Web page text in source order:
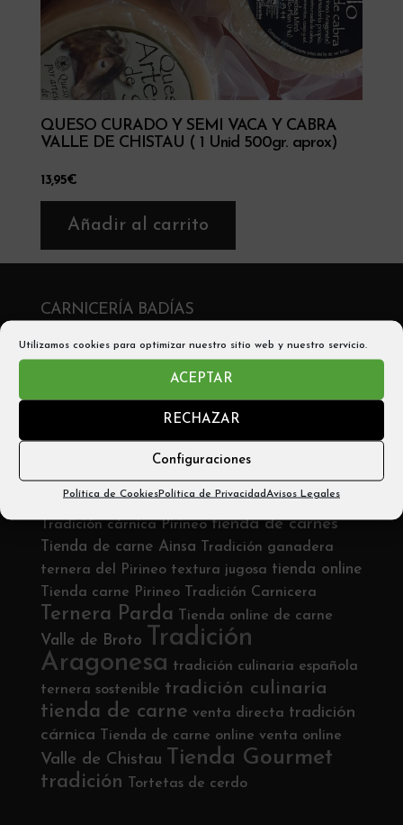
Utilizamos cookies para optimizar nuestro sitio web y nuestro servicio.
ACEPTAR
RECHAZAR
Configuraciones
Política de CookiesPolítica de Privacidad Avisos Legales
QUESO CURADO Y SEMI VACA Y CABRA
VALLE DE CHISTAU ( 1 Unid 500gr. aprox)
13,95€
Añadir al carrito
CARNICERÍA BADÍAS
C/ San Victorián, 2 , 22330 Aínsa
Móvil y Whatsapp: 680542705
Email: info@carniceríabadias.com
Etiquetas
Tradición cárnica Pirineo tienda de carnes
Tienda de carne Ainsa
Tradición ganadera
ternera del Pirineo textura jugosa tienda online
Tienda carne Pirineo Tradición Carnicera
Ternera Parda Tienda online de carne
Valle de Broto
Tradición
Aragonesa tradición culinaria española
ternera sostenible tradición culinaria
tienda de carne venta directa tradición
cárnica
Tienda de carne online venta online
Valle de Chistau Tienda Gourmet
tradición Tortetas de cerdo